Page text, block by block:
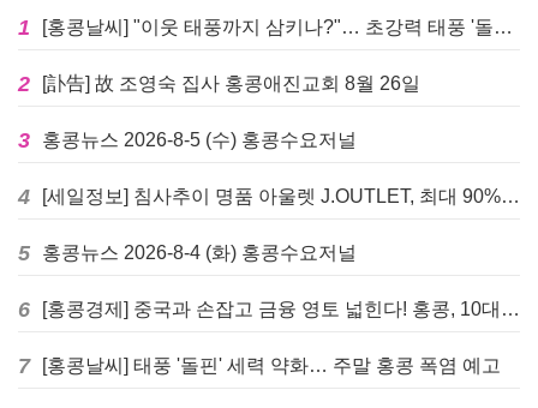
1 [홍콩날씨] "이웃 태풍까지 삼키나?"… 초강력 태풍 '돌핀' 세력 재확장
2 [訃告] 故 조영숙 집사 홍콩애진교회 8월 26일
3 홍콩뉴스 2026-8-5 (수) 홍콩수요저널
4 [세일정보] 침사추이 명품 아울렛 J.OUTLET, 최대 90% 빅 세일 진행
5 홍콩뉴스 2026-8-4 (화) 홍콩수요저널
6 [홍콩경제] 중국과 손잡고 금융 영토 넓힌다! 홍콩, 10대 신규 정책 발표
7 [홍콩날씨] 태풍 '돌핀' 세력 약화… 주말 홍콩 폭염 예고